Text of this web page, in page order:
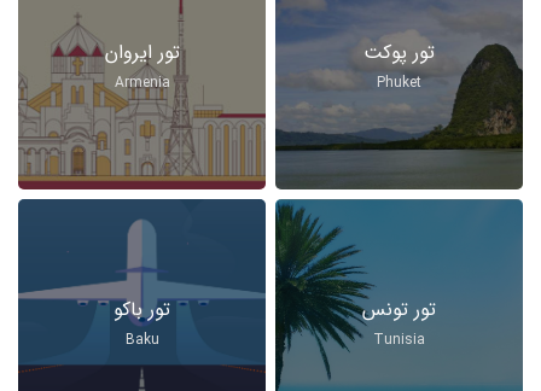
تور پوکت
Phuket
تور ایروان
Armenia
تور تونس
Tunisia
تور باکو
Baku